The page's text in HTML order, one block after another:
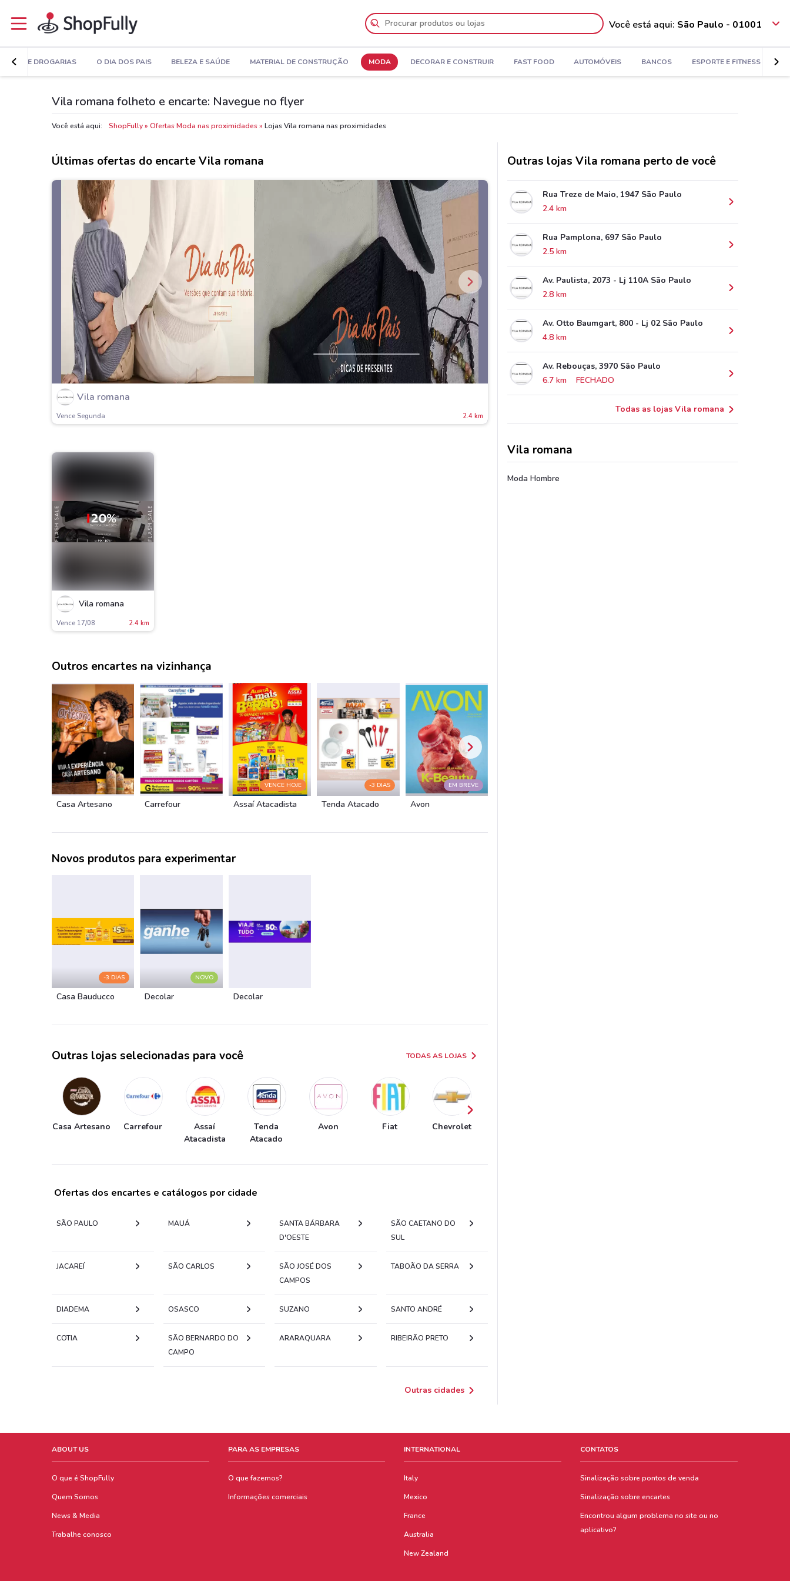
Você está aqui: São Paulo - 01001
E DROGARIAS O DIA DOS PAIS BELEZA E SAÚDE MATERIAL DE CONSTRUÇÃO MODA DECORAR E CONSTRUIR FAST FOOD AUTOMÓVEIS BANCOS ESPORTE E FITNESS
Vila romana folheto e encarte: Navegue no flyer
Você está aqui: ShopFully Ofertas Moda nas proximidades Lojas Vila romana nas proximidades
Últimas ofertas do encarte Vila romana
Vila romana
Vence Segunda 2.4 km
Vila romana
Vence 17/08 2.4 km
Outros encartes na vizinhança
Casa Artesano Carrefour
VENCE HOJE
Assaí Atacadista
-3 DIAS
Tenda Atacado
EM BREVE
Avon
Novos produtos para experimentar
-3 DIAS
Casa Bauducco
NOVO
Decolar Decolar
Outras lojas selecionadas para você TODAS AS LOJAS
Casa Artesano Carrefour
Assaí
Atacadista
Tenda
Atacado
Avon Fiat Chevrolet
Ofertas dos encartes e catálogos por cidade
SÃO PAULO MAUÁ
SANTA BÁRBARA
D'OESTE
SÃO CAETANO DO
SUL
JACAREÍ SÃO CARLOS
SÃO JOSÉ DOS
CAMPOS
TABOÃO DA SERRA
DIADEMA OSASCO SUZANO SANTO ANDRÉ
COTIA
SÃO BERNARDO DO
CAMPO
ARARAQUARA RIBEIRÃO PRETO
Outras cidades
Outras lojas Vila romana perto de você
Rua Treze de Maio, 1947 São Paulo
2.4 km
Rua Pamplona, 697 São Paulo
2.5 km
Av. Paulista, 2073 - Lj 110A São Paulo
2.8 km
Av. Otto Baumgart, 800 - Lj 02 São Paulo
4.8 km
Av. Rebouças, 3970 São Paulo
6.7 km
FECHADO
Todas as lojas Vila romana
Vila romana
Moda Hombre
ABOUT US
O que é ShopFully
Quem Somos
News & Media
Trabalhe conosco
PARA AS EMPRESAS
O que fazemos?
Informações comerciais
INTERNATIONAL
Italy
Mexico
France
Australia
New Zealand
CONTATOS
Sinalização sobre pontos de venda
Sinalização sobre encartes
Encontrou algum problema no site ou no
aplicativo?